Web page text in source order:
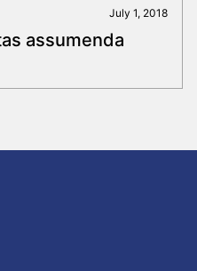
July 1, 2018
assumenda